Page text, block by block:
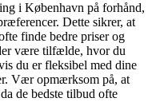
i København på forhånd,
Dette sikrer, at
finde bedre priser og
være tilfælde, hvor du
du er fleksibel med dine
Vær opmærksom på, at
de bedste tilbud ofte